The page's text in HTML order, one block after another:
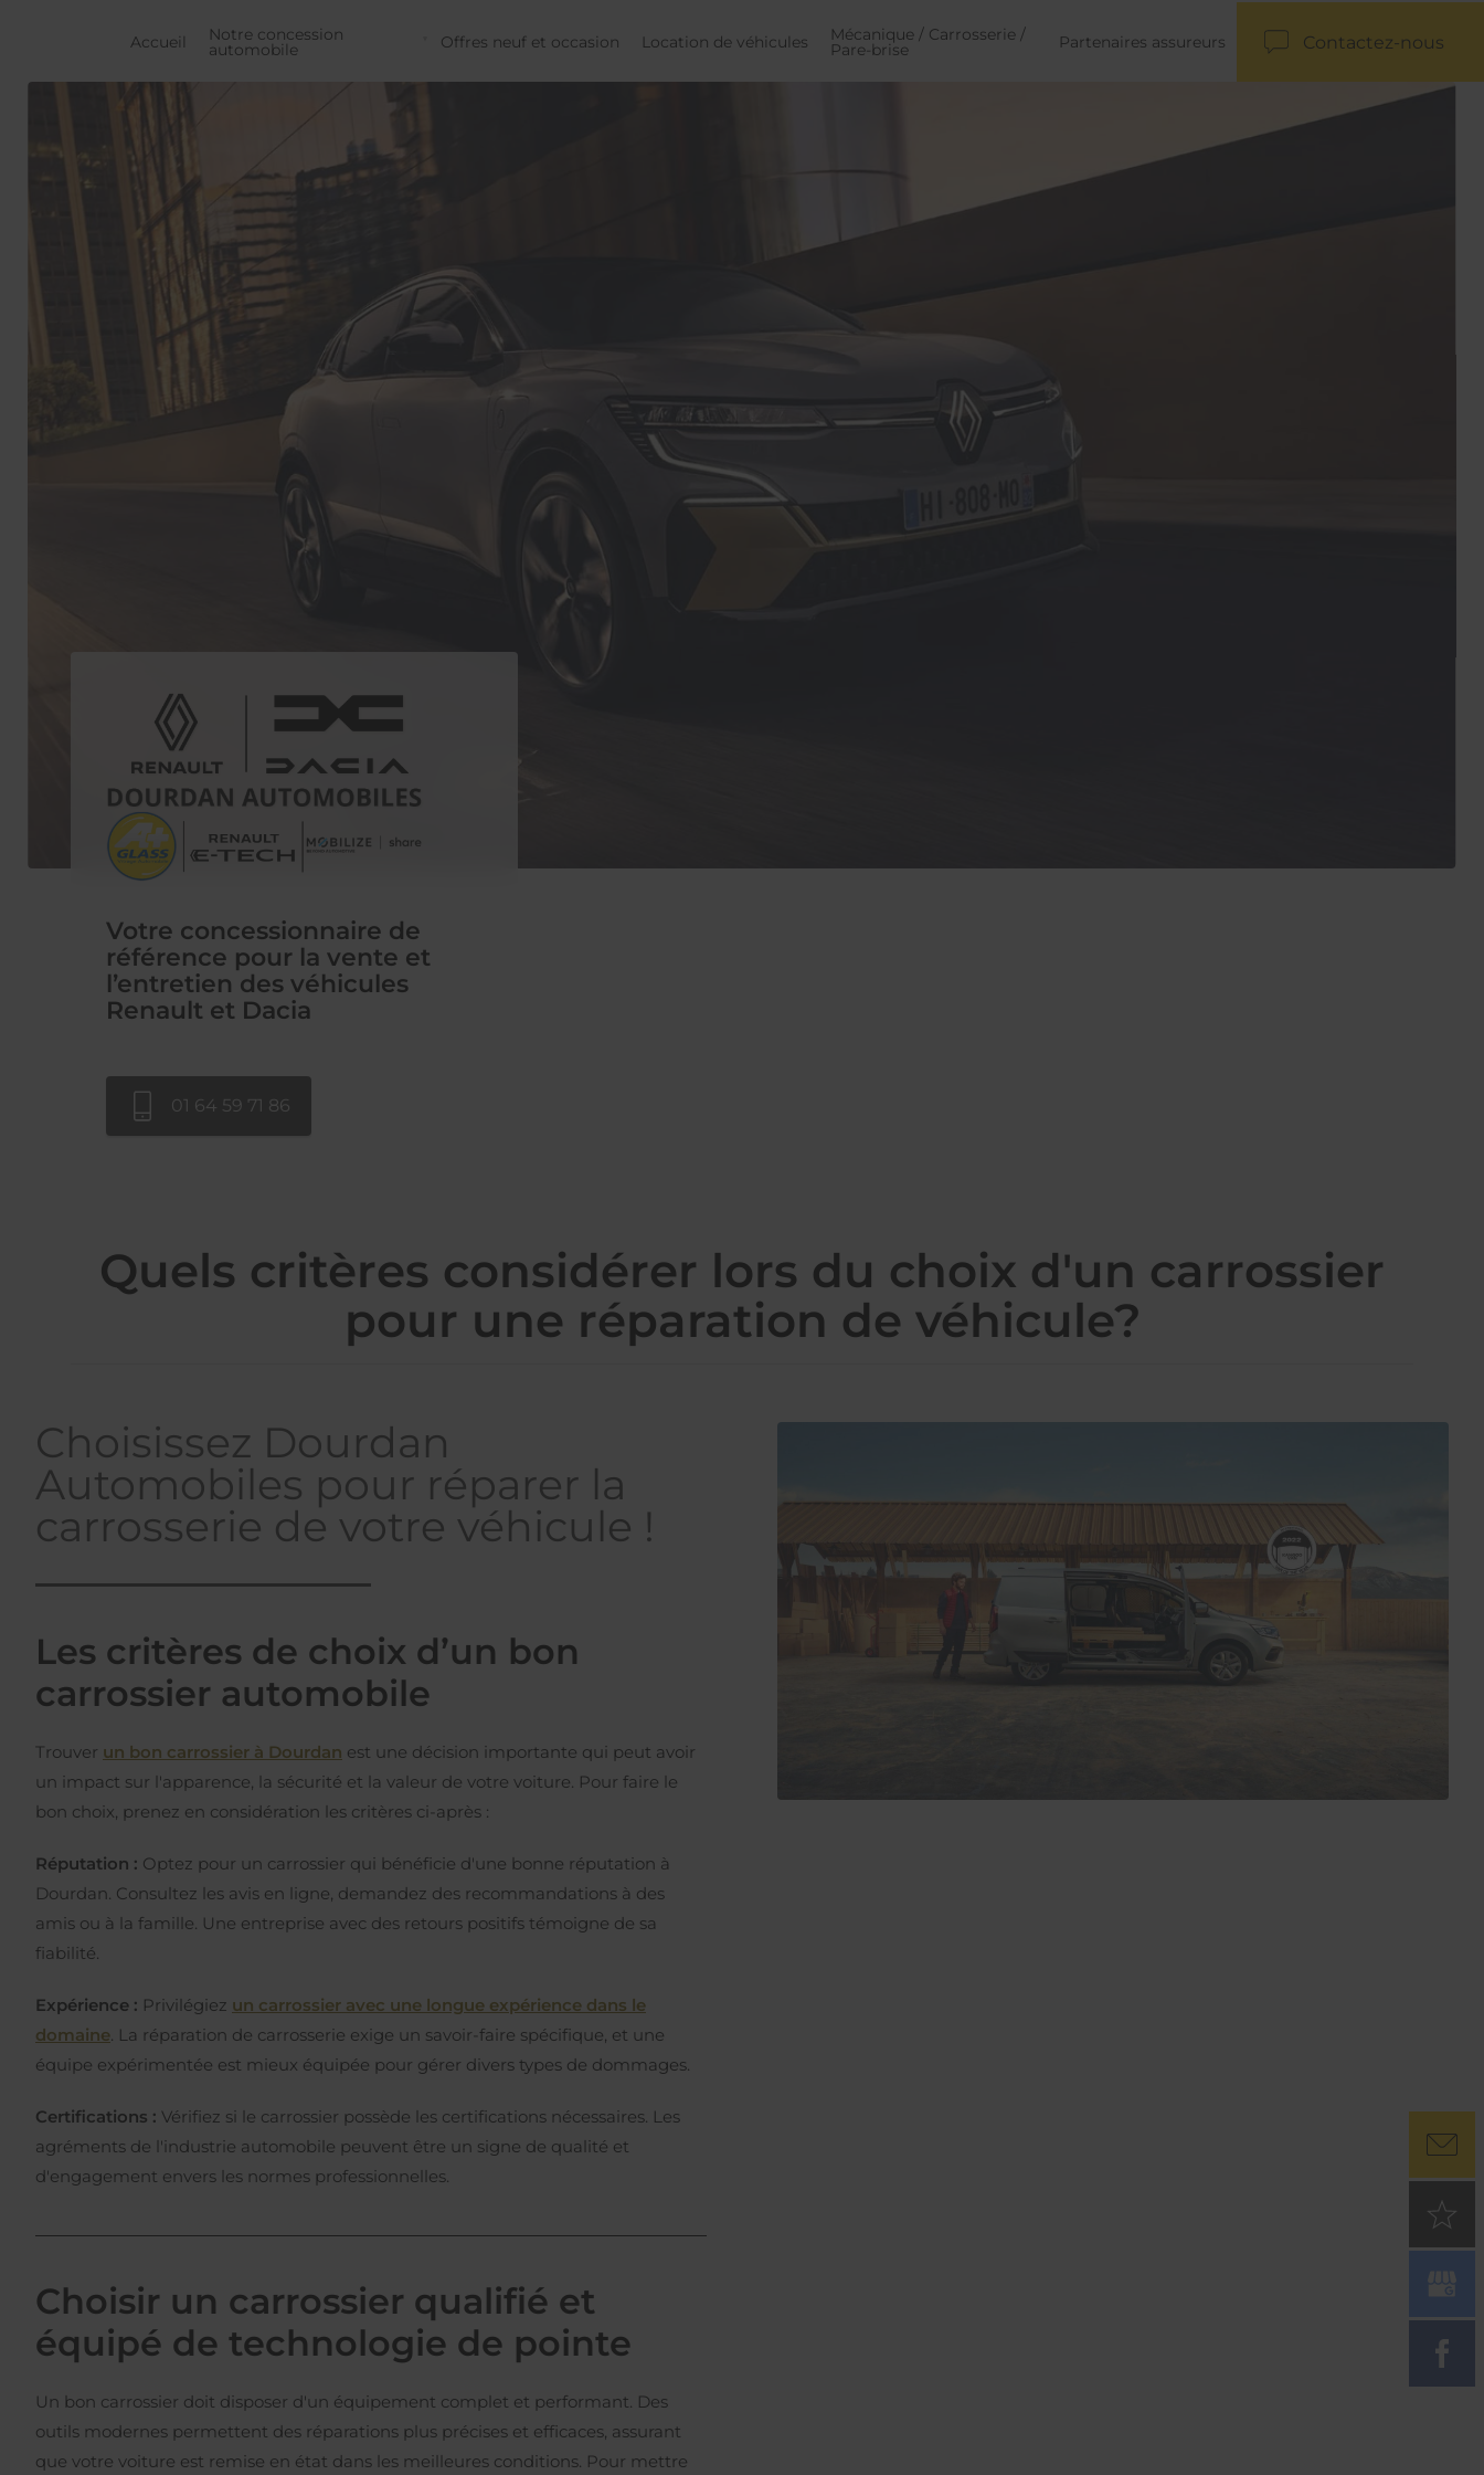
Votre concessionnaire de
référence pour la vente et
l’entretien des véhicules
Renault et Dacia
01 64 59 71 86
Accueil Notre concession
automobile Offres neuf et occasion Location de véhicules Mécanique / Carrosserie /
Pare-brise Partenaires assureurs Contactez-nous
Quels critères considérer lors du choix d'un carrossier
pour une réparation de véhicule?
Choisissez Dourdan
Automobiles pour réparer la
carrosserie de votre véhicule !
Les critères de choix d’un bon
carrossier automobile
Trouver un bon carrossier à Dourdan est une décision importante qui peut avoir
un impact sur l'apparence, la sécurité et la valeur de votre voiture. Pour faire le
bon choix, prenez en considération les critères ci-après :
Réputation : Optez pour un carrossier qui bénéficie d'une bonne réputation à
Dourdan. Consultez les avis en ligne, demandez des recommandations à des
amis ou à la famille. Une entreprise avec des retours positifs témoigne de sa
fiabilité.
Expérience : Privilégiez un carrossier avec une longue expérience dans le
domaine . La réparation de carrosserie exige un savoir-faire spécifique, et une
équipe expérimentée est mieux équipée pour gérer divers types de dommages.
Certifications : Vérifiez si le carrossier possède les certifications nécessaires. Les
agréments de l'industrie automobile peuvent être un signe de qualité et
d'engagement envers les normes professionnelles.
Choisir un carrossier qualifié et
équipé de technologie de pointe
Un bon carrossier doit disposer d'un équipement complet et performant. Des
outils modernes permettent des réparations plus précises et efficaces, assurant
que votre voiture est remise en état dans les meilleures conditions. Pour mettre